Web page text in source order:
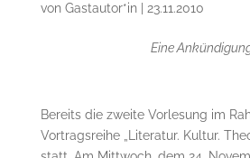
von Gastautor*in| 23.11.2010
Eine
Bereits die zweite Vorlesung im
Vortragsreihe „Literatur. Kultur.